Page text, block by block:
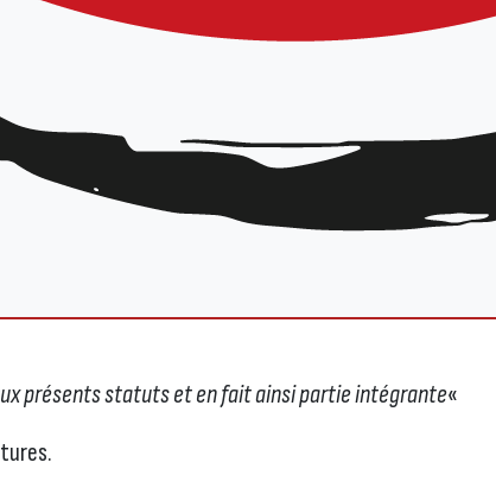
les articles y relatifs (quorum pour tenir uneA.G.
à la Préfecture avec remise des nouveaux statuts,
en indiquant que celle-ci fait partie intégrante des
seul moyen de démontrer que le Préfet a bien été
présents statuts et en fait ainsi partie intégrante«